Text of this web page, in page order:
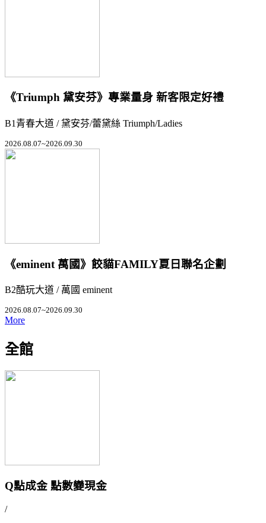
《Triumph 黛安芬》專業量身 新客限定好禮
B1青春大道 / 黛安芬/蕾黛絲 Triumph/Ladies
2026.08.07~2026.09.30
《eminent 萬國》餃貓FAMILY夏日聯名企劃
B2酷玩大道 / 萬國 eminent
2026.08.07~2026.09.30
More
全館
Q點成金 點數變現金
/